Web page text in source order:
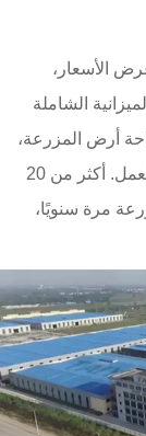
عرض الأسعار،
الشاملة
أرض المزرعة،
من المكتب إلى حظيرة الدجاج وجميع مناطق العمل. أكثر من 20
مرة سنويًا،